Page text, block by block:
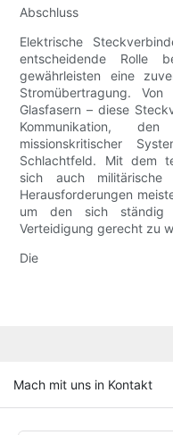
Abschluss
Elektrische
entscheidende Rolle
gewährleisten eine
Stromübertragung.
Glasfasern – diese
Kommunikation, den
missionskritischer
Schlachtfeld. Mit dem
sich auch militärische
Herausforderungen
um den sich ständig
Verteidigung gerecht zu
Die
Mach mit uns in Kontakt